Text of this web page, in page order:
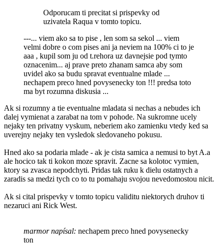
Odporucam ti precitat si prispevky od
uzivatela Raqua v tomto topicu.
---... viem ako sa to pise , len som sa sekol ... viem
velmi dobre o com pises ani ja neviem na 100% ci to je
aaa , kupil som ju od t.rehora uz davnejsie pod tymto
oznacenim... aj prave preto zhanam samca aby som
uvidel ako sa budu spravat eventualne mlade ...
nechapem preco hned povysenecky ton !!! predsa toto
ma byt rozumna diskusia ...
Ak si rozumny a tie eventualne mladata si nechas a nebudes ich
dalej vymienat a zarabat na tom v pohode. Na sukromne ucely
nejaky ten privatny vyskum, neberiem ako zamienku vtedy ked sa
uverejny nejaky ten vysledok sledovaneho pokusu.
Hned ako sa podaria mlade - ak je cista samica a nemusi to byt A.a
ale hocico tak ti kokon moze spravit. Zacne sa kolotoc vymien,
ktory sa zvasca nepodchyti. Pridas tak ruku k dielu ostatnych a
zaradis sa medzi tych co to tu pomahaju svojou nevedomostou nicit.
Ak si cital prispevky v tomto topicu validitu niektorych druhov ti
nezaruci ani Rick West.
marmor napísal: nechapem preco hned povysenecky
ton